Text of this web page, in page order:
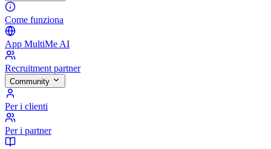
Come funziona
App MultiMe AI
Recruitment partner
Community
Per i clienti
Per i partner